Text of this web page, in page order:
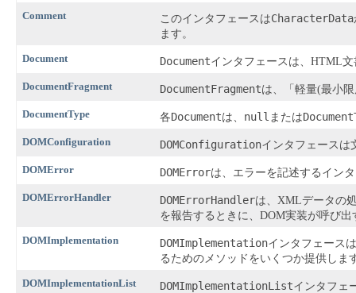
Comment このインタフェースはCharacterData
ます。
Document Documentインタフェースは、HTML
DocumentFragment DocumentFragmentは、「軽量(最小
DocumentType 各Documentは、 null または
DOMConfiguration DOMConfigurationインタフェースは
DOMError DOMErrorは、エラーを記述するイン
DOMErrorHandler DOMErrorHandlerは、XMLデータの
を報告するときに、DOM実装が呼び
DOMImplementation DOMImplementationインタフェース
るためのメソッドをいくつか提供しま
DOMImplementationList DOMImplementationListインタフェ